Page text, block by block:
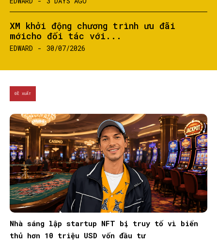
XM khởi động chương trình ưu đãi
mớicho đối tác với...
EDWARD - 30/07/2026
ĐỀ XUẤT
Nhà sáng lập startup NFT bị truy tố vì biển
thủ hơn 10 triệu USD vốn đầu tư